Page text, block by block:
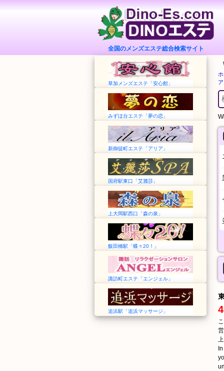
全国のメンズエステ総合検索サイト
草加メンズエステ「安心館」
みずほ台エステ「夢の恋」
新御徒町エステ「アリア」
国府駅東口「艾麗莎」
上大岡駅西口「森の泉」
飯田橋駅「蝶々20！」
諏訪町エステ「エンジェル」
追浜駅「追浜マッサージ」 4